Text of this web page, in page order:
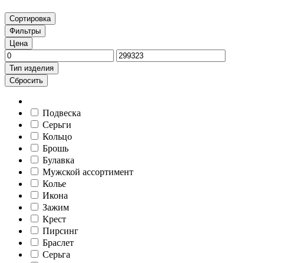
Сортировка
Фильтры
Цена
Тип изделия
Сбросить
Подвеска
Серьги
Кольцо
Брошь
Булавка
Мужской ассортимент
Колье
Икона
Зажим
Крест
Пирсинг
Браслет
Серьга